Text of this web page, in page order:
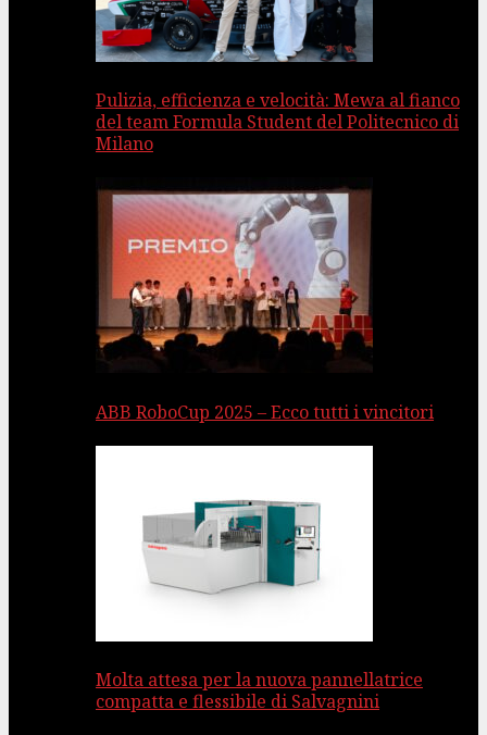
Pulizia, efficienza e velocità: Mewa al fianco
del team Formula Student del Politecnico di
Milano
ABB RoboCup 2025 – Ecco tutti i vincitori
Molta attesa per la nuova pannellatrice
compatta e flessibile di Salvagnini